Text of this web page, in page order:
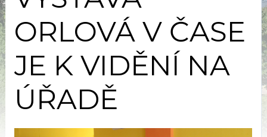
ORLOVÁ V ČASE
JE K VIDĚNÍ NA
ÚŘADĚ